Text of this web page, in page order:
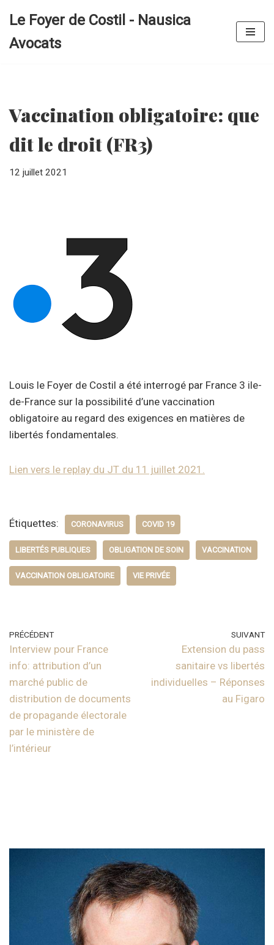
au
Le Foyer de Costil - Nausica
Avocats
Vaccination obligatoire: que
dit le droit (FR3)
12 juillet 2021
Louis le Foyer de Costil a été interrogé par France 3 ile-
de-France sur la possibilité d’une vaccination
obligatoire au regard des exigences en matières de
libertés fondamentales.
Lien vers le replay du JT du 11 juillet 2021.
Étiquettes: CORONAVIRUS COVID 19
LIBERTÉS PUBLIQUES OBLIGATION DE SOIN VACCINATION
VACCINATION OBLIGATOIRE VIE PRIVÉE
PRÉCÉDENT
Interview pour France
info: attribution d’un
marché public de
distribution de documents
de propagande électorale
par le ministère de
l’intérieur
SUIVANT
Extension du pass
sanitaire vs libertés
individuelles – Réponses
au Figaro